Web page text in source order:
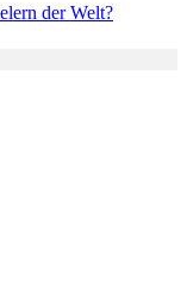
der Welt?